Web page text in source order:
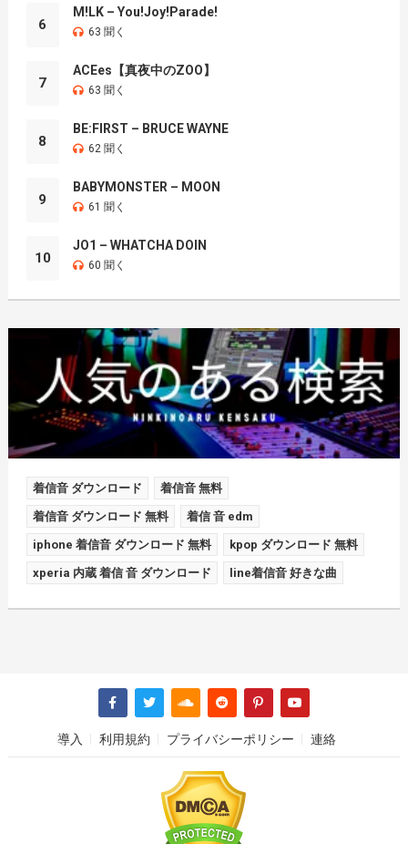
6
M!LK – You!Joy!Parade!
63 聞く
7
ACEes【真夜中のZOO】
63 聞く
8
BE:FIRST – BRUCE WAYNE
62 聞く
9
BABYMONSTER – MOON
61 聞く
10
JO1 – WHATCHA DOIN
60 聞く
着信音 ダウンロード 着信音 無料
着信音 ダウンロード 無料 着信 音 edm
iphone 着信音 ダウンロード 無料 kpop ダウンロード 無料
xperia 内蔵 着信 音 ダウンロード line着信音 好きな曲
導入 利用規約 プライバシーポリシー 連絡